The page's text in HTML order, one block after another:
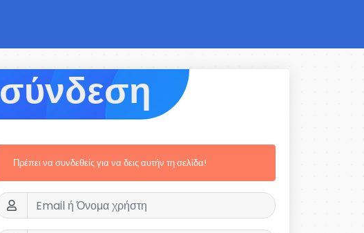
σύνδεση
Πρέπει να συνδεθείς για να δεις αυτήν τη σελίδα!